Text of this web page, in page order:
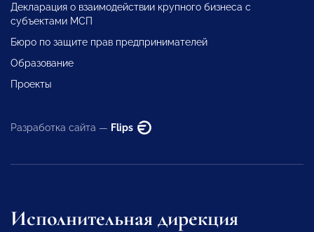
Декларация о взаимодействии крупного бизнеса с
субъектами МСП
Бюро по защите прав предпринимателей
Образование
Проекты
Разработка сайта — Flips
Исполнительная дирекция